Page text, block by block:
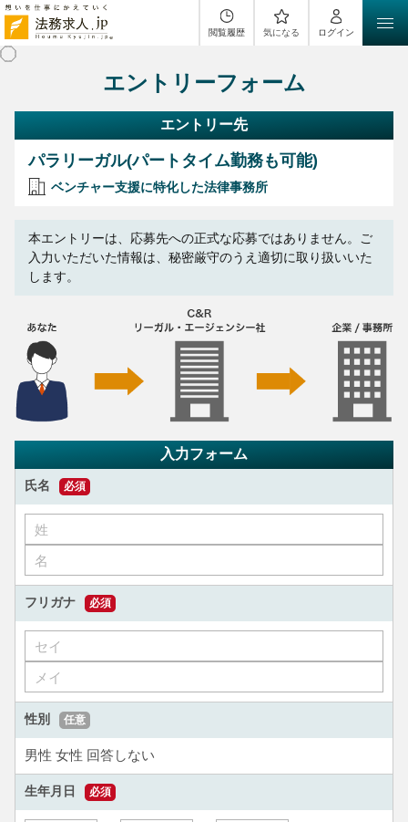
閲覧履歴 気になる ログイン
エントリーフォーム
エントリー先
パラリーガル(パートタイム勤務も可能)
ベンチャー支援に特化した法律事務所
本エントリーは、応募先への正式な応募ではありません。ご
入力いただいた情報は、秘密厳守のうえ適切に取り扱いいた
します。
入力フォーム
氏名 必須
フリガナ 必須
性別 任意
男性 女性 回答しない
生年月日 必須